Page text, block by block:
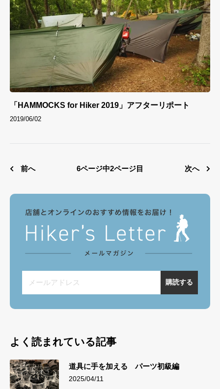
「HAMMOCKS for Hiker 2019」アフターリポート
2019/06/02
前へ 6ページ中2ページ目 次へ
メールアドレス 購読する
よく読まれている記事
道具に手を加える パーツ初級編
2025/04/11